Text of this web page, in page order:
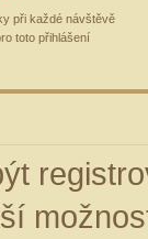
při každé návštěvě
toto přihlášení